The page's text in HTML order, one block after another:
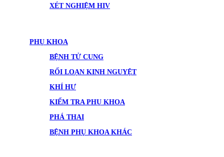
XÉT NGHIỆM HIV
PHỤ KHOA
BỆNH TỬ CUNG
RỐI LOẠN KINH NGUYỆT
KHÍ HƯ
KIỂM TRA PHỤ KHOA
PHÁ THAI
BỆNH PHỤ KHOA KHÁC